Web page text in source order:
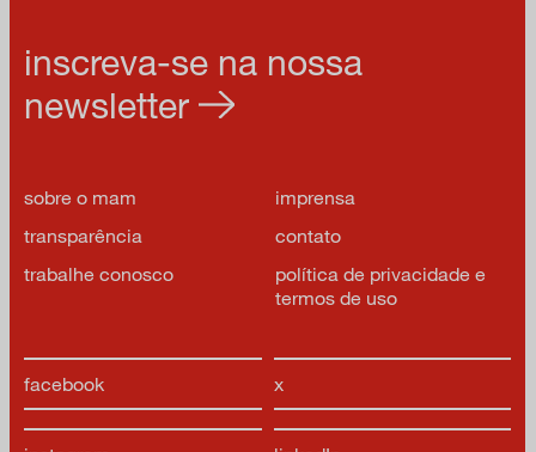
facebook x
inscreva-se na nossa
newsletter
sobre o mam
imprensa
transparência
contato
trabalhe conosco
política de privacidade e
termos de uso